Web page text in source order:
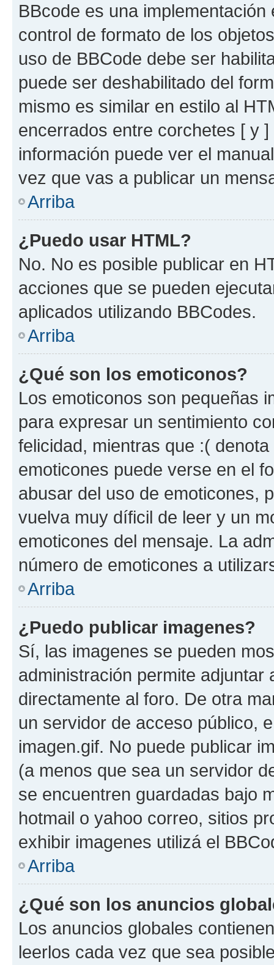
BBcode es una
control de formato de los
uso de BBCode debe ser
puede ser deshabilitado del
mismo es similar en estilo al
encerrados entre corchetes [ y
información puede ver el
vez que vas a publicar un
Arriba
¿Puedo usar HTML?
No. No es posible publicar en
acciones que se pueden
aplicados utilizando BBCodes.
Arriba
¿Qué son los emoticonos?
Los emoticonos son pequeñas
para expresar un sentimiento
felicidad, mientras que :(
emoticones puede verse en el
abusar del uso de emoticones,
vuelva muy díficil de leer y un
emoticones del mensaje. La
número de emoticones a
Arriba
¿Puedo publicar imagenes?
Sí, las imagenes se pueden
administración permite
directamente al foro. De otra
un servidor de acceso público,
imagen.gif. No puede publicar
(a menos que sea un servidor
se encuentren guardadas bajo
hotmail o yahoo correo, sitios
exhibir imagenes utilizá el
Arriba
¿Qué son los anuncios
Los anuncios globales
leerlos cada vez que sea